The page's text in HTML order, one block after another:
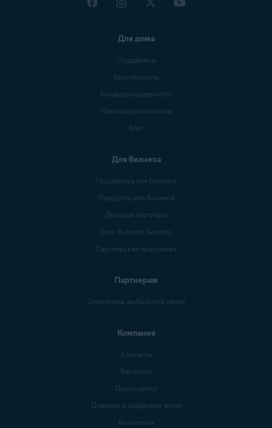
Для дома
Поддержка
Безопасность
Конфиденциальность
Производительность
Блог
Для бизнеса
Поддержка для бизнеса
Продукты для бизнеса
Деловые партнеры
Блог Business Security
Партнерская программа
Партнерам
Операторы мобильной связи
Компания
Контакты
Вакансии
Пресс-центр
Доверие в цифровом мире
Технология